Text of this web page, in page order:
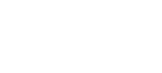
Durante la investigación,
archivos digitales,
de 2.600 contratos